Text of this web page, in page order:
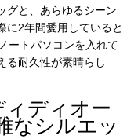
グと、あらゆるシーン
に2年間愛用していると
ートパソコンを入れて
る耐久性が素晴らし
ィディオー
なシルエッ